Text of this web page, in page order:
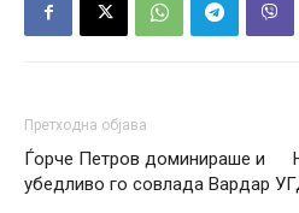
Претходна објава
Ѓорче Петров доминираше и
убедливо го совлада Вардар